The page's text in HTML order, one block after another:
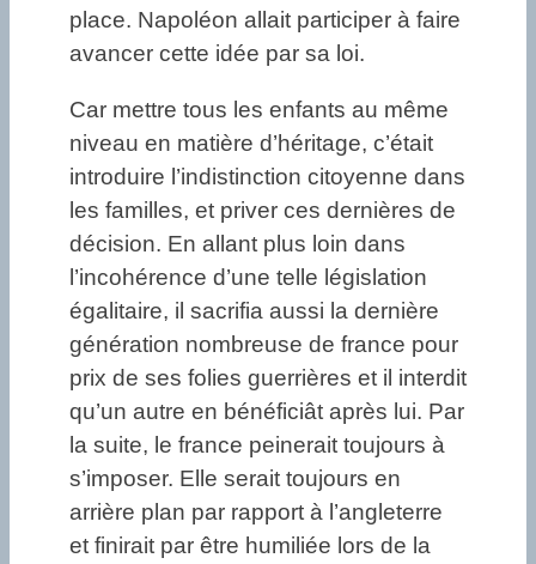
place. Napoléon allait participer à faire
avancer cette idée par sa loi.
Car mettre tous les enfants au même
niveau en matière d’héritage, c’était
introduire l’indistinction citoyenne dans
les familles, et priver ces dernières de
décision. En allant plus loin dans
l’incohérence d’une telle législation
égalitaire, il sacrifia aussi la dernière
génération nombreuse de france pour
prix de ses folies guerrières et il interdit
qu’un autre en bénéficiât après lui. Par
la suite, le france peinerait toujours à
s’imposer. Elle serait toujours en
arrière plan par rapport à l’angleterre
et finirait par être humiliée lors de la